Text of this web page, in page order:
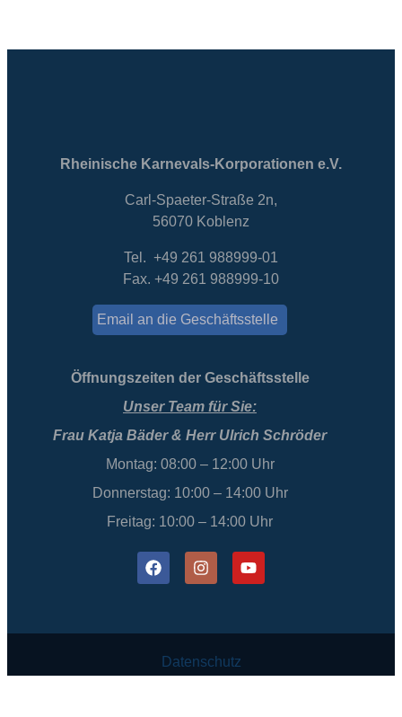
Rheinische Karnevals-Korporationen e.V.
Carl-Spaeter-Straße 2n,
56070 Koblenz
Tel. +49 261 988999-01
Fax. +49 261 988999-10
Email an die Geschäftsstelle
Öffnungszeiten der Geschäftsstelle
Unser Team für Sie:
Frau Katja Bäder & Herr Ulrich Schröder
Montag: 08:00 – 12:00 Uhr
Donnerstag: 10:00 – 14:00 Uhr
Freitag: 10:00 – 14:00 Uhr
Datenschutz